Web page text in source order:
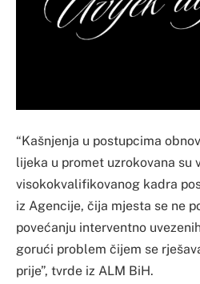
“Kašnjenja u postupcima
lijeka u promet uzrokovana su
visokokvalifikovanog kadra
iz Agencije, čija mjesta se ne
povećanju interventno
gorući problem čijem se
prije”, tvrde iz ALM BiH.